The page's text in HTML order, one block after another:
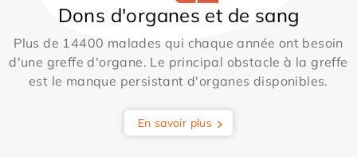
Dons d'organes et de sang
Plus de 14400 malades qui chaque année ont besoin
d'une greffe d'organe. Le principal obstacle à la greffe
est le manque persistant d'organes disponibles.
En savoir plus